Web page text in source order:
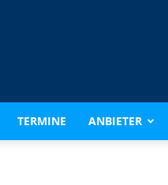
TERMINE ANBIETER